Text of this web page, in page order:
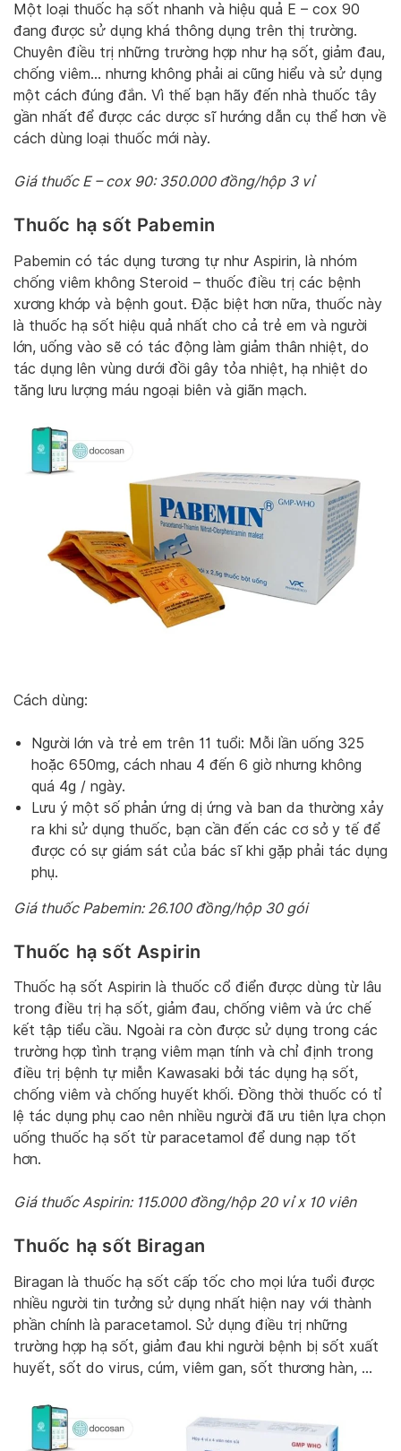
Một loại thuốc hạ sốt nhanh và hiệu quả E – cox 90
đang được sử dụng khá thông dụng trên thị trường.
Chuyên điều trị những trường hợp như hạ sốt, giảm đau,
chống viêm… nhưng không phải ai cũng hiểu và sử dụng
một cách đúng đắn. Vì thế bạn hãy đến nhà thuốc tây
gần nhất để được các dược sĩ hướng dẫn cụ thể hơn về
cách dùng loại thuốc mới này.
Giá thuốc E – cox 90: 350.000 đồng/hộp 3 vỉ
Thuốc hạ sốt Pabemin
Pabemin có tác dụng tương tự như Aspirin, là nhóm
chống viêm không Steroid – thuốc điều trị các bệnh
xương khớp và bệnh gout. Đặc biệt hơn nữa, thuốc này
là thuốc hạ sốt hiệu quả nhất cho cả trẻ em và người
lớn, uống vào sẽ có tác động làm giảm thân nhiệt, do
tác dụng lên vùng dưới đồi gây tỏa nhiệt, hạ nhiệt do
tăng lưu lượng máu ngoại biên và giãn mạch.
Cách dùng:
Người lớn và trẻ em trên 11 tuổi: Mỗi lần uống 325
hoặc 650mg, cách nhau 4 đến 6 giờ nhưng không
quá 4g / ngày.
Lưu ý một số phản ứng dị ứng và ban da thường xảy
ra khi sử dụng thuốc, bạn cần đến các cơ sở y tế để
được có sự giám sát của bác sĩ khi gặp phải tác dụng
phụ.
Giá thuốc Pabemin: 26.100 đồng/hộp 30 gói
Thuốc hạ sốt Aspirin
Thuốc hạ sốt Aspirin là thuốc cổ điển được dùng từ lâu
trong điều trị hạ sốt, giảm đau, chống viêm và ức chế
kết tập tiểu cầu. Ngoài ra còn được sử dụng trong các
trường hợp tình trạng viêm mạn tính và chỉ định trong
điều trị bệnh tự miễn Kawasaki bởi tác dụng hạ sốt,
chống viêm và chống huyết khối. Đồng thời thuốc có tỉ
lệ tác dụng phụ cao nên nhiều người đã ưu tiên lựa chọn
uống thuốc hạ sốt từ paracetamol để dung nạp tốt
hơn.
Giá thuốc Aspirin: 115.000 đồng/hộp 20 vỉ x 10 viên
Thuốc hạ sốt Biragan
Biragan là thuốc hạ sốt cấp tốc cho mọi lứa tuổi được
nhiều người tin tưởng sử dụng nhất hiện nay với thành
phần chính là paracetamol. Sử dụng điều trị những
trường hợp hạ sốt, giảm đau khi người bệnh bị sốt xuất
huyết, sốt do virus, cúm, viêm gan, sốt thương hàn, …